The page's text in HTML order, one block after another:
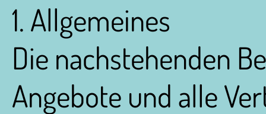
1. Allgemeines
Die nachstehenden
Angebote und alle